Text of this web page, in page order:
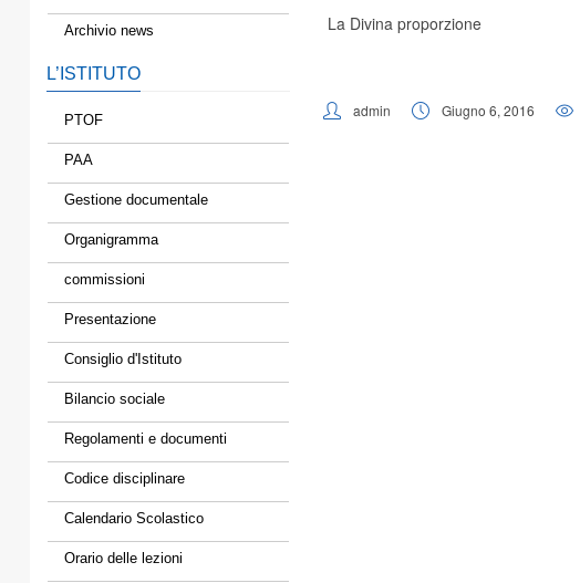
Archivio news
L’ISTITUTO
PTOF
PAA
Gestione documentale
Organigramma
commissioni
Presentazione
Consiglio d'Istituto
Bilancio sociale
Regolamenti e documenti
Codice disciplinare
Calendario Scolastico
Orario delle lezioni
La Divina proporzione
admin Giugno 6, 2016